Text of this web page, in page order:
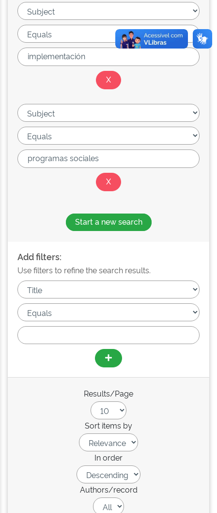
Start a new search
Add filters:
Use filters to refine the search results.
Results/Page
Sort items by
In order
Authors/record